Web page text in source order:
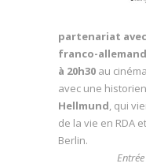
partenariat
franco-allemand
à 20h30 au
avec une
Hellmund, qui
de la vie en RDA